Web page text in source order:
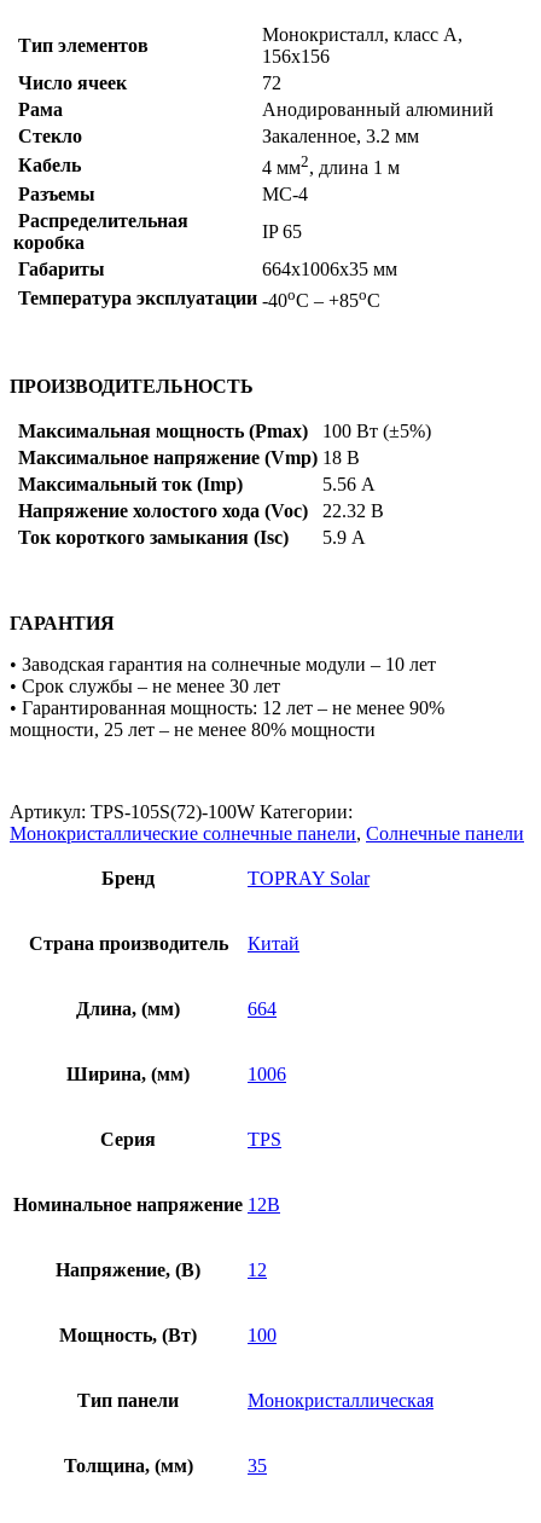
Тип элементов
Монокристалл, класс А,
156х156
Число ячеек
72
Рама
Анодированный алюминий
Стекло
Закаленное, 3.2 мм
Кабель
4 мм2, длина 1 м
Разъемы
МС-4
Распределительная
коробка
IP 65
Габариты
664х1006х35 мм
Температура эксплуатации -40оС – +85оС
ПРОИЗВОДИТЕЛЬНОСТЬ
Максимальная мощность (Pmax)
100 Вт (±5%)
Максимальное напряжение (Vmp) 18 В
Максимальный ток (Imp)
5.56 А
Напряжение холостого хода (Voc)
22.32 В
Ток короткого замыкания (Isc)
5.9 А
ГАРАНТИЯ
• Заводская гарантия на солнечные модули – 10 лет
• Срок службы – не менее 30 лет
• Гарантированная мощность: 12 лет – не менее 90%
мощности, 25 лет – не менее 80% мощности
Артикул: TPS-105S(72)-100W Категории:
Монокристаллические солнечные панели, Солнечные панели
Бренд TOPRAY Solar
Страна производитель Китай
Длина, (мм) 664
Ширина, (мм) 1006
Серия TPS
Номинальное напряжение 12В
Напряжение, (В) 12
Мощность, (Вт) 100
Тип панели Монокристаллическая
Толщина, (мм) 35